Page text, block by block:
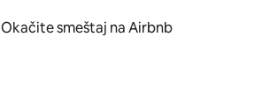
Okačite smeštaj na Airbnb